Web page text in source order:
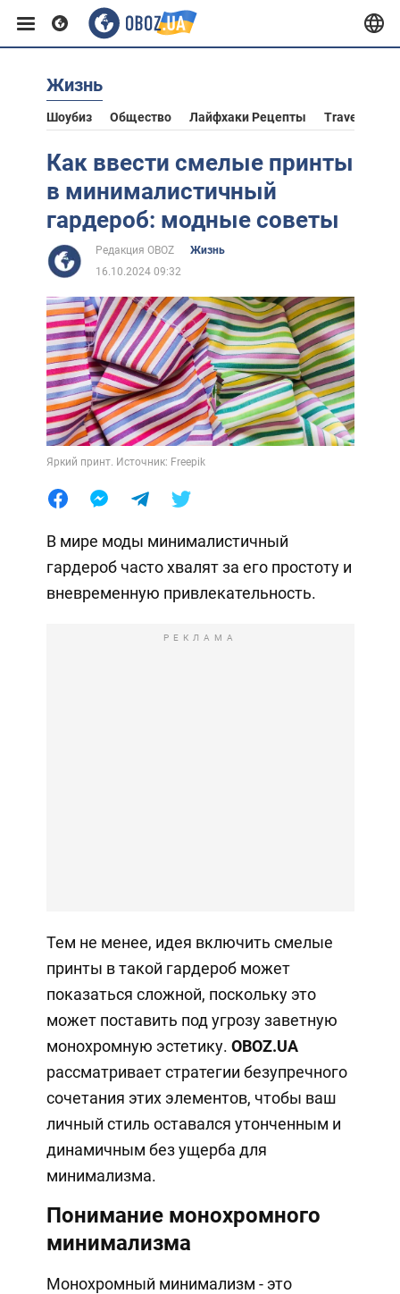
Европа
США
Азия
Африка
Жизнь
Лайфхаки
Жизнь
Шоубиз Общество Лайфхаки Рецепты Travel
Как ввести смелые принты
в минималистичный
гардероб: модные советы
Редакция OBOZ
Жизнь
16.10.2024 09:32
Яркий принт. Источник: Freepik
В мире моды минималистичный
гардероб часто хвалят за его простоту и
вневременную привлекательность.
РЕКЛАМА
Тем не менее, идея включить смелые
принты в такой гардероб может
показаться сложной, поскольку это
может поставить под угрозу заветную
монохромную эстетику. OBOZ.UA
рассматривает стратегии безупречного
сочетания этих элементов, чтобы ваш
личный стиль оставался утонченным и
динамичным без ущерба для
минимализма.
Понимание монохромного
минимализма
Монохромный минимализм - это